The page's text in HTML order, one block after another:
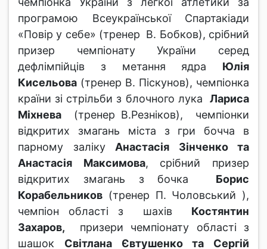
програмою Всеукраїнської Спартакіади
«Повір у себе» (тренер В. Бобков), срібний
призер чемпіонату України серед
дефлімпійців з метання ядра Юлія
Кисельова (тренер В. Піскунов), чемпіонка
країни зі стрільби з блочного лука Лариса
Міхнева (тренер В.Резніков), чемпіонки
відкритих змагань міста з гри бочча в
парному заліку Анастасія Зінченко та
Анастасія Максимова, срібний призер
відкритих змагань з бочка Борис
Корабельников (тренер П. Чоловський ),
чемпіон області з шахів Костянтин
Захаров, призери чемпіонату області з
шашок Світлана Євтушенко та Сергій